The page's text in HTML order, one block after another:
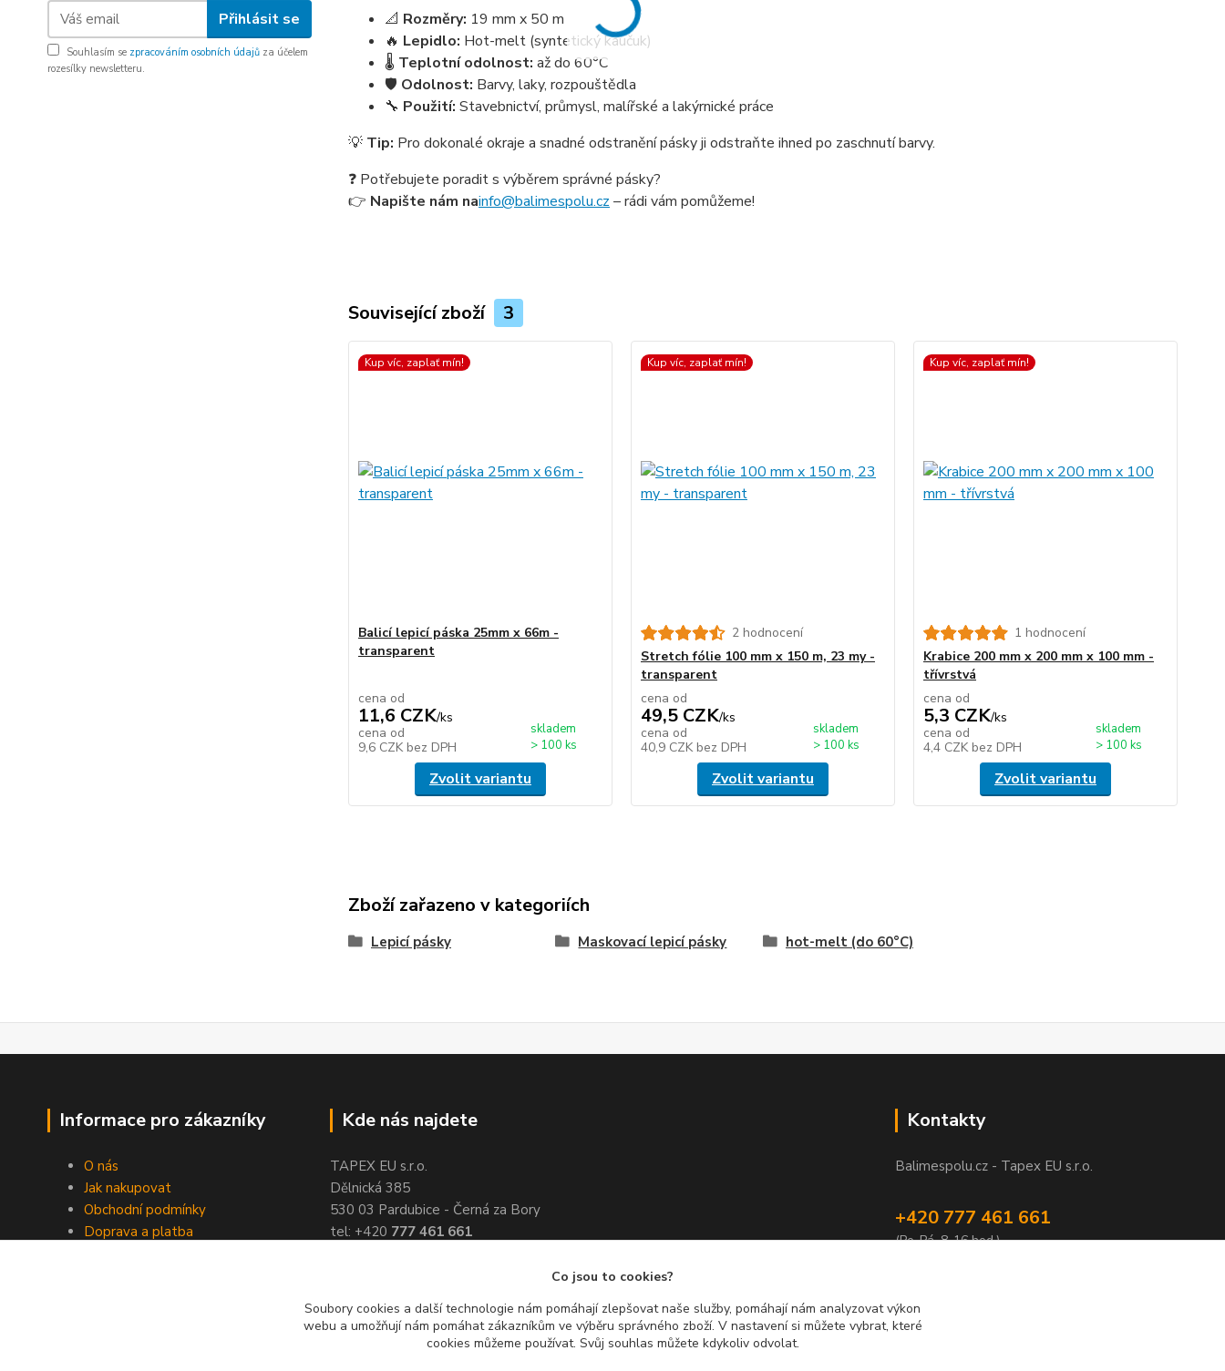
Přihlásit se
Souhlasím se zpracováním osobních údajů za účelem
rozesílky newsletteru.
📐 Rozměry: 19 mm x 50 m
🔥 Lepidlo: Hot-melt (syntetický kaučuk)
🌡️ Teplotní odolnost: až do 60°C
🛡️ Odolnost: Barvy, laky, rozpouštědla
🔧 Použití: Stavebnictví, průmysl, malířské a lakýrnické práce
💡 Tip: Pro dokonalé okraje a snadné odstranění pásky ji odstraňte ihned po zaschnutí barvy.
❓ Potřebujete poradit s výběrem správné pásky?
👉 Napište nám nainfo@balimespolu.cz – rádi vám pomůžeme!
Související zboží 3
Kup víc, zaplať mín!
Balicí lepicí páska 25mm x 66m -
transparent
cena od
11,6 CZK/ks
cena od
9,6 CZK bez DPH
skladem
> 100 ks
Zvolit variantu
Kup víc, zaplať mín!
2 hodnocení
Stretch fólie 100 mm x 150 m, 23 my -
transparent
cena od
49,5 CZK/ks
cena od
40,9 CZK bez DPH
skladem
> 100 ks
Zvolit variantu
Kup víc, zaplať mín!
1 hodnocení
Krabice 200 mm x 200 mm x 100 mm -
třívrstvá
cena od
5,3 CZK/ks
cena od
4,4 CZK bez DPH
skladem
> 100 ks
Zvolit variantu
Zboží zařazeno v kategoriích
Lepicí pásky Maskovací lepicí pásky hot-melt (do 60°C)
Informace pro zákazníky
O nás
Jak nakupovat
Obchodní podmínky
Doprava a platba
Kde nás najdete
TAPEX EU s.r.o.
Dělnická 385
530 03 Pardubice - Černá za Bory
tel: +420 777 461 661
Kontakty
Balimespolu.cz - Tapex EU s.r.o.
+420 777 461 661
(Po-Pá, 8-16 hod.)
Co jsou to cookies?
Soubory cookies a další technologie nám pomáhají zlepšovat naše služby, pomáhají nám analyzovat výkon
webu a umožňují nám pomáhat zákazníkům ve výběru správného zboží. V nastavení si můžete vybrat, které
cookies můžeme používat. Svůj souhlas můžete kdykoliv odvolat.